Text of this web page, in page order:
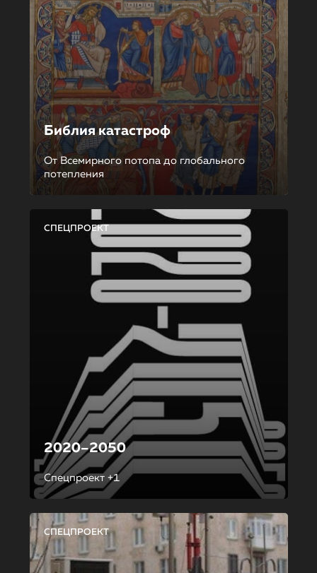
Библия катастроф
От Всемирного потопа до глобального
потепления
СПЕЦПРОЕКТ
2020–2050
Спецпроект +1
СПЕЦПРОЕКТ